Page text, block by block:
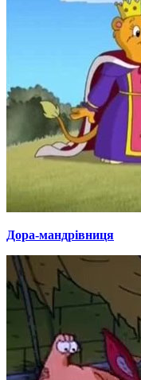
Дора-мандрівниця